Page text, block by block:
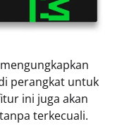
perangkat untuk
ini juga akan
terkecuali.